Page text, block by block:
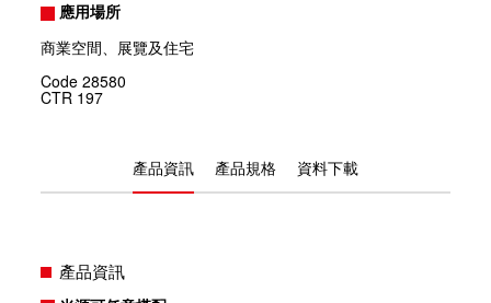
應用場所
商業空間、展覽及住宅
Code28580
CTR 197
產品資訊 產品規格 資料下載
產品資訊